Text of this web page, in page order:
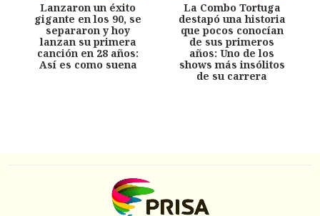
Lanzaron un éxito
gigante en los 90, se
separaron y hoy
lanzan su primera
canción en 28 años:
Así es como suena
La Combo Tortuga
destapó una historia
que pocos conocían
de sus primeros
años: Uno de los
shows más insólitos
de su carrera